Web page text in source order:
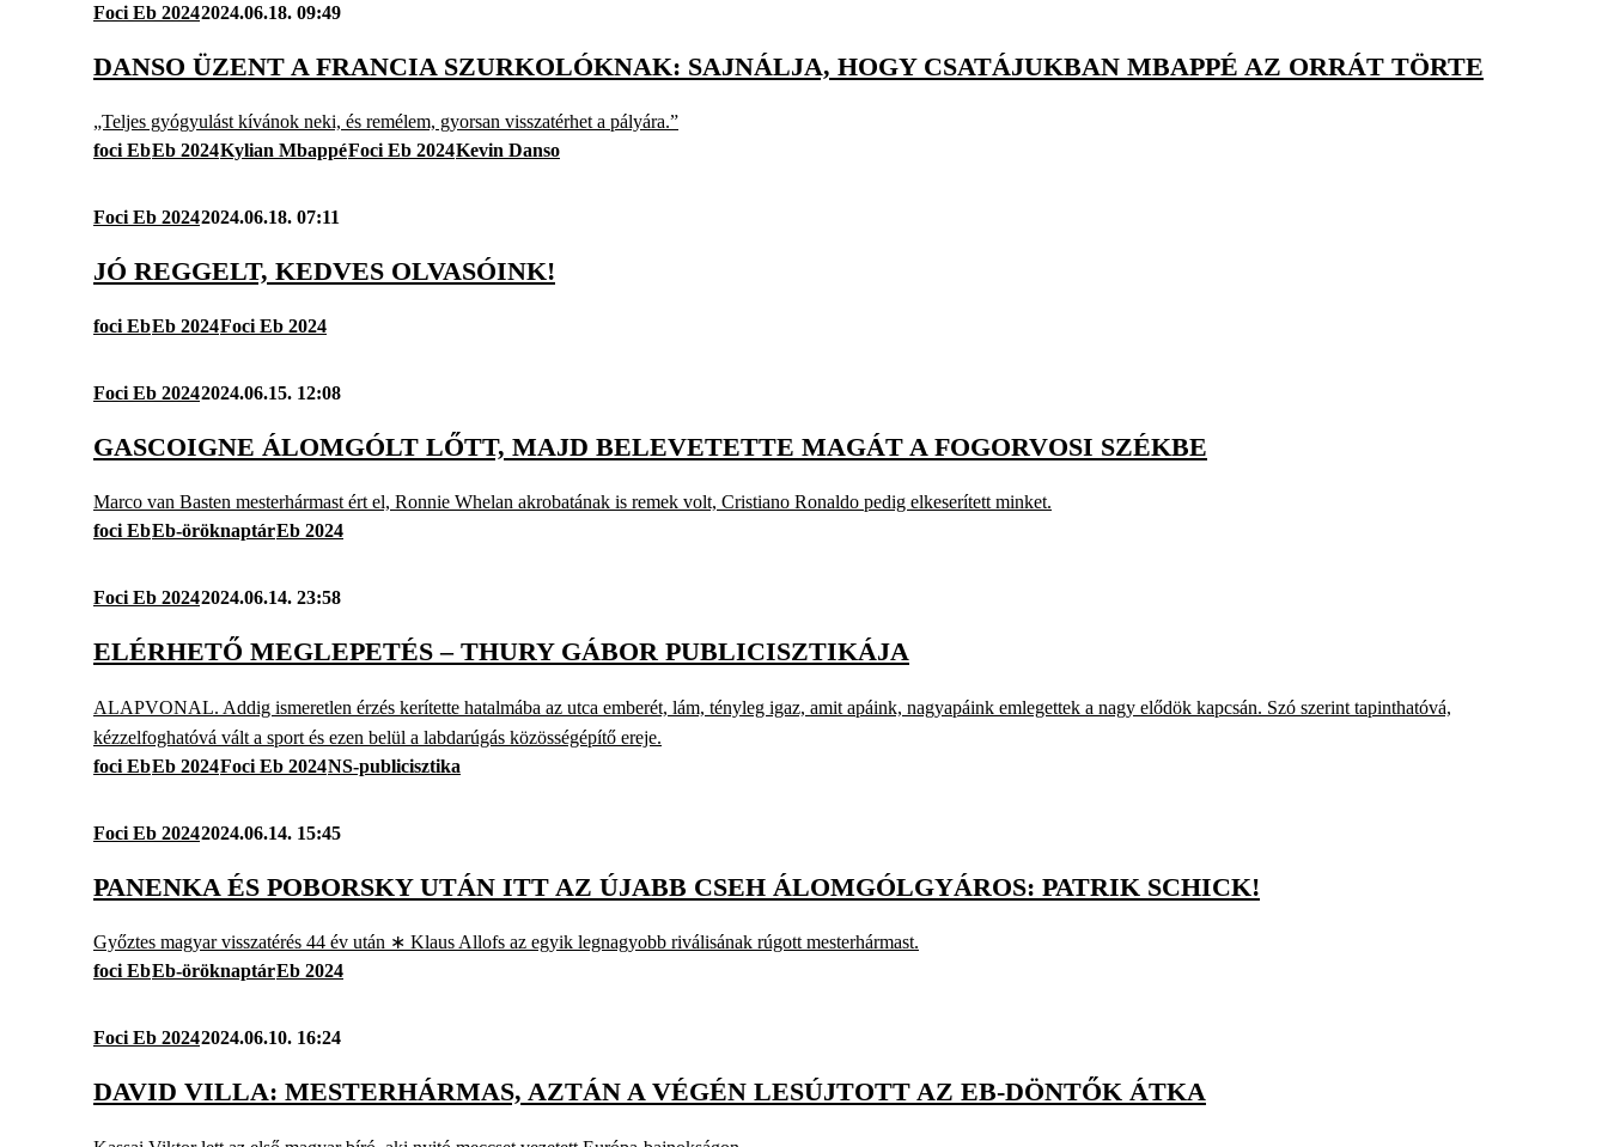
Foci Eb 20242024.06.18. 09:49
DANSO ÜZENT A FRANCIA SZURKOLÓKNAK: SAJNÁLJA, HOGY CSATÁJUKBAN MBAPPÉ AZ ORRÁT TÖRTE
„Teljes gyógyulást kívánok neki, és remélem, gyorsan visszatérhet a pályára.”
foci EbEb 2024Kylian MbappéFoci Eb 2024Kevin Danso
Foci Eb 20242024.06.18. 07:11
JÓ REGGELT, KEDVES OLVASÓINK!
foci EbEb 2024Foci Eb 2024
Foci Eb 20242024.06.15. 12:08
GASCOIGNE ÁLOMGÓLT LŐTT, MAJD BELEVETETTE MAGÁT A FOGORVOSI SZÉKBE
Marco van Basten mesterhármast ért el, Ronnie Whelan akrobatának is remek volt, Cristiano Ronaldo pedig elkeserített minket.
foci EbEb-öröknaptárEb 2024
Foci Eb 20242024.06.14. 23:58
ELÉRHETŐ MEGLEPETÉS – THURY GÁBOR PUBLICISZTIKÁJA
ALAPVONAL. Addig ismeretlen érzés kerítette hatalmába az utca emberét, lám, tényleg igaz, amit apáink, nagyapáink emlegettek a nagy elődök kapcsán. Szó szerint tapinthatóvá,
kézzelfoghatóvá vált a sport és ezen belül a labdarúgás közösségépítő ereje.
foci EbEb 2024Foci Eb 2024NS-publicisztika
Foci Eb 20242024.06.14. 15:45
PANENKA ÉS POBORSKY UTÁN ITT AZ ÚJABB CSEH ÁLOMGÓLGYÁROS: PATRIK SCHICK!
Győztes magyar visszatérés 44 év után ∗ Klaus Allofs az egyik legnagyobb riválisának rúgott mesterhármast.
foci EbEb-öröknaptárEb 2024
Foci Eb 20242024.06.10. 16:24
DAVID VILLA: MESTERHÁRMAS, AZTÁN A VÉGÉN LESÚJTOTT AZ EB-DÖNTŐK ÁTKA